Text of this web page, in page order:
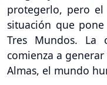
protegerlo, pero el
situación que
Tres Mundos. La
comienza a
Almas, el mundo